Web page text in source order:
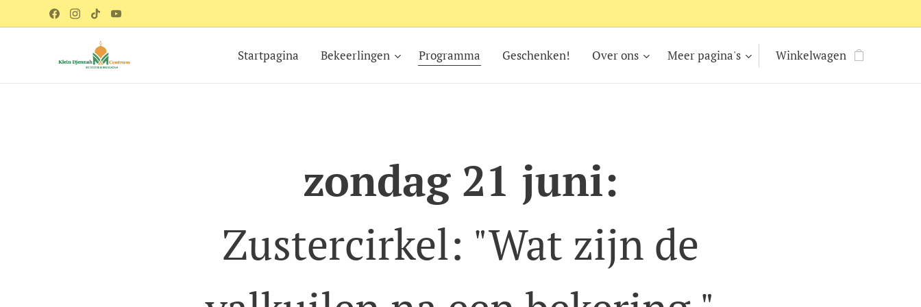
Startpagina Bekeerlingen Programma Geschenken! Over ons Meer pagina's Winkelwagen
zondag 21 juni:
Zustercirkel: "Wat zijn de